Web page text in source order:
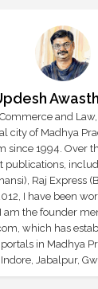
and
city of Madhya
since 1994. Over
publications,
Raj Express
I have been
am the founder
which has
in Madhya
Jabalpur,